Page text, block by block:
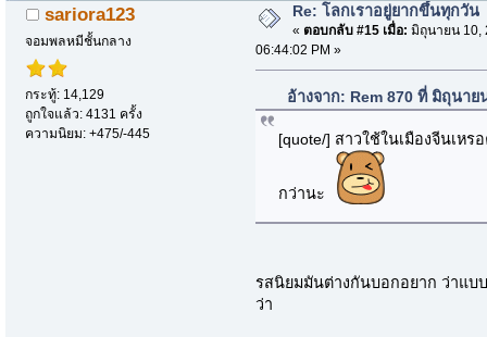
sariora123
จอมพลหมีชั้นกลาง
กระทู้: 14,129
ถูกใจแล้ว: 4131 ครั้ง
ความนิยม: +475/-445
Re: โลกเราอยู่ยากขึ้นทุกวัน
« ตอบกลับ #15 เมื่อ: มิถุนายน 10,
06:44:02 PM »
อ้างจาก: Rem 870 ที่ มิถุนาย
[quote/] สาวใช้ในเมืองจีนเห
กว่านะ
รสนิยมมันต่างกันบอกอยาก ว่าแบ
ว่า